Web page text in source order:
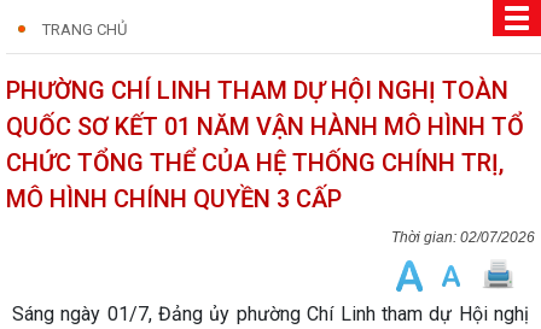
TRANG CHỦ
PHƯỜNG CHÍ LINH THAM DỰ HỘI NGHỊ TOÀN
QUỐC SƠ KẾT 01 NĂM VẬN HÀNH MÔ HÌNH TỔ
CHỨC TỔNG THỂ CỦA HỆ THỐNG CHÍNH TRỊ,
MÔ HÌNH CHÍNH QUYỀN 3 CẤP
02/07/2026
Sáng ngày 01/7, Đảng ủy phường Chí Linh tham dự Hội nghị